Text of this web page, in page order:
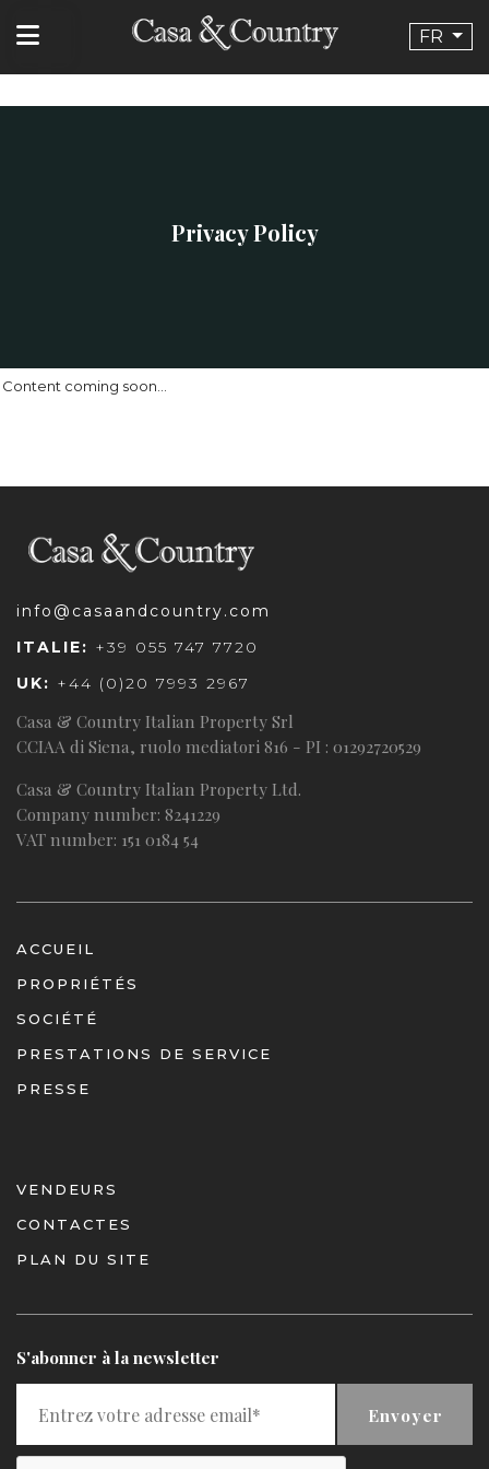
FR
Privacy Policy
Content coming soon...
info@casaandcountry.com
ITALIE: +39 055 747 7720
UK: +44 (0)20 7993 2967
Casa & Country Italian Property Srl
CCIAA di Siena, ruolo mediatori 816 - PI : 01292720529
Casa & Country Italian Property Ltd.
Company number: 8241229
VAT number: 151 0184 54
ACCUEIL
PROPRIÉTÉS
SOCIÉTÉ
PRESTATIONS DE SERVICE
PRESSE
VENDEURS
CONTACTES
PLAN DU SITE
S'abonner à la newsletter
Envoyer